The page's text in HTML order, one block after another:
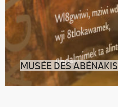
MUSÉE DES ABÉNAKIS